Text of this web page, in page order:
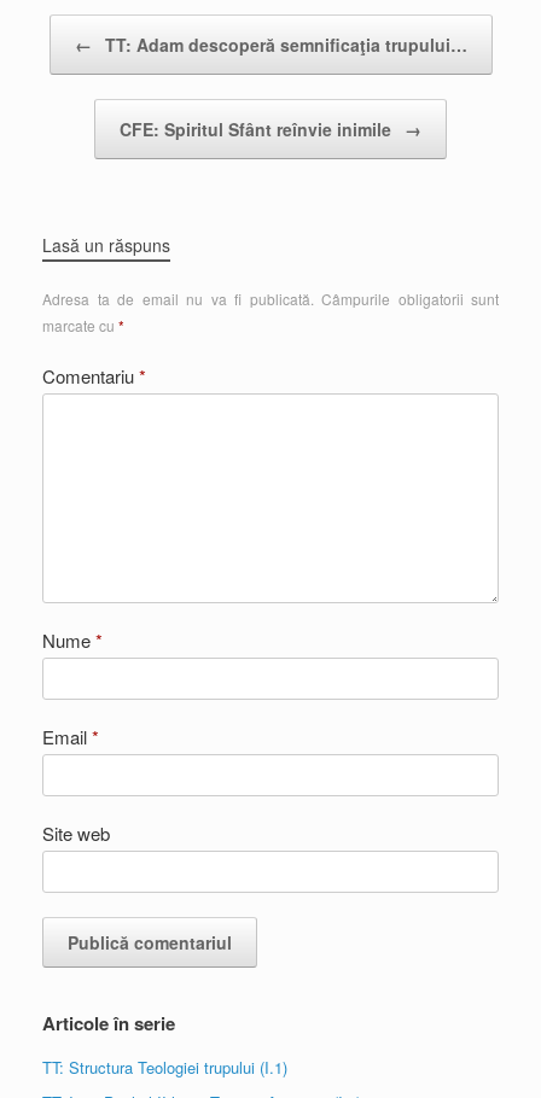
← TT: Adam descoperă semnificaţia trupului…
CFE: Spiritul Sfânt reînvie inimile →
Lasă un răspuns
Adresa ta de email nu va fi publicată. Câmpurile obligatorii sunt
marcate cu *
Comentariu*
Nume*
Email*
Site web
Articole în serie
TT: Structura Teologiei trupului (I.1)